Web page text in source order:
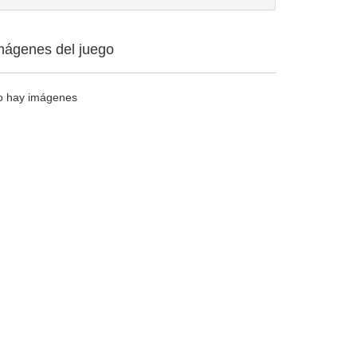
del juego
hay imágenes